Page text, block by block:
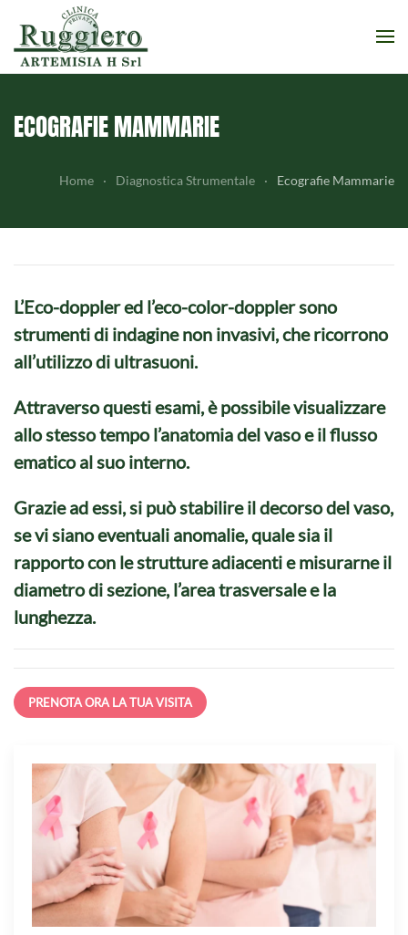
Skip to main content
ECOGRAFIE MAMMARIE
Home Diagnostica Strumentale Ecografie Mammarie
L’Eco-dopplered l’eco-color-dopplersono
strumenti di indagine non invasivi, che ricorrono
all’utilizzo di ultrasuoni.
Attraverso questi esami, è possibile visualizzare
allo stesso tempo l’anatomia del vaso e il flusso
ematico al suo interno.
Grazie ad essi, si può stabilire il decorso del vaso,
se vi sianoeventuali anomalie, quale sia il
rapporto con le strutture adiacenti e misurarne il
diametro di sezione, l’area trasversale e la
lunghezza.
PRENOTA ORA LA TUA VISITA